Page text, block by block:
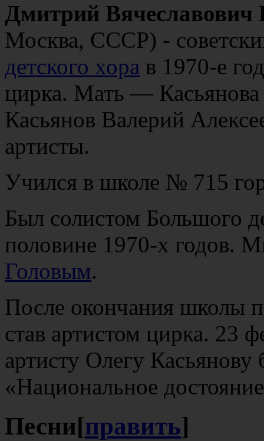
Дмитрий Вячеславович
Москва, СССР) -
детского хора в 1970-е
цирка. Мать —
Касьянов Валерий
артисты.
Учился в школе № 715
Был солистом Большого
половине 1970-х годов.
Головым.
После окончания школы
став артистом цирка. 23
артисту Олегу
«Национальное
Песни[править]